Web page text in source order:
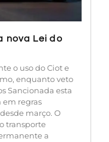
nova Lei do
o uso do Ciot e
enquanto veto
Sancionada esta
em regras
março. O
transporte
a